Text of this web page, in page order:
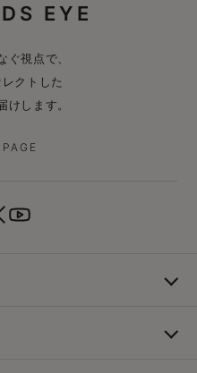
EYE
ぐ視点で、
クトした
けします。